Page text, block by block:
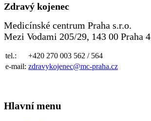
Zdravý kojenec
Medicínské centrum Praha s.r.o.
Mezi Vodami 205/29, 143 00 Praha 4
tel.:
+420 270 003 562 / 564
e-mail: zdravykojenec@mc-praha.cz
Hlavní menu